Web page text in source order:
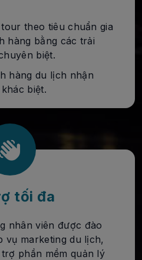
theo tiêu chuẩn gia
hàng bằng các trải
biệt.
hàng du lịch nhận
biệt.
tối đa
nhân viên được đào
vụ marketing du lịch,
phần mềm quản lý